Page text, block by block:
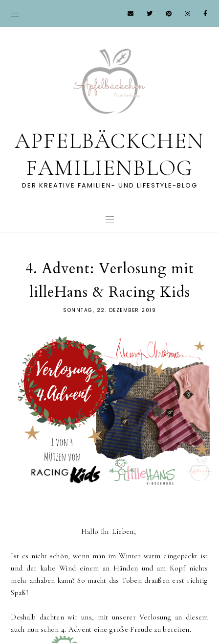
APFELBÄCKCHEN
FAMILIENBLOG
DER KREATIVE FAMILIEN- UND LIFESTYLE-BLOG
4. Advent: Verlosung mit
lilleHans & Racing Kids
SONNTAG, 22. DEZEMBER 2019
Hallo Ihr Lieben,
Ist es nicht schön, wenn man im Winter warm eingepackt ist
und der kalte Wind einem an Händen und am Kopf nichts
mehr anhaben kann? So macht das Toben draußen erst richtig
Spaß!
Deshalb dachten wir uns, mit unserer Verlosung an diesem
auch nun schon 4. Advent eine große Freude zu bereiten.